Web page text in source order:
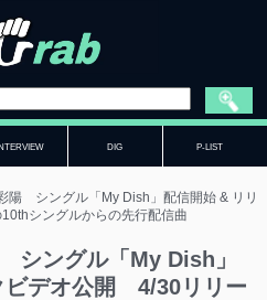
INTERVIEW DIG P-LIST
陽 シングル「My Dish」配信開始 & リリ
シングルからの先行配信曲
シングル「My Dish」
ビデオ公開 4/30リリー